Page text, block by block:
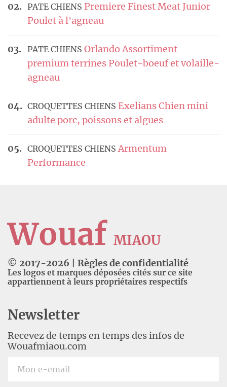
PATE CHIENS Premiere Finest Meat Junior
Poulet à l'agneau
PATE CHIENS Orlando Assortiment
premium terrines Poulet-boeuf et volaille-
agneau
CROQUETTES CHIENS Exelians Chien mini
adulte porc, poissons et algues
CROQUETTES CHIENSArmentum
Performance
Wouaf MIAOU
© 2017-2026 Règles de confidentialité
Les logos et marques déposées cités sur ce site
appartiennent à leurs propriétaires respectifs
Newsletter
Recevez de temps en temps des infos de
Wouafmiaou.com